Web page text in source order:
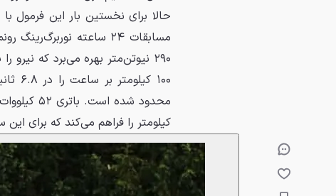
۲۹۰ نیوتن‌متر بهره می‌برد که
کیلومتر را فراهم می‌کند که برای